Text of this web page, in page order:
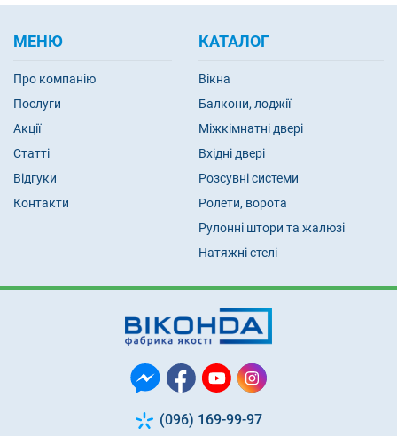
(096) 169-99-97
МЕНЮ
Про компанію
Послуги
Акції
Статті
Відгуки
Контакти
КАТАЛОГ
Вікна
Балкони, лоджії
Міжкімнатні двері
Вхідні двері
Розсувні системи
Ролети, ворота
Рулонні штори та жалюзі
Натяжні стелі